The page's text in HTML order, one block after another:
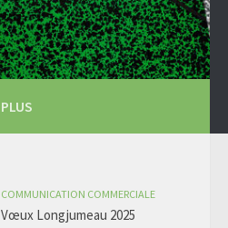
PLUS
COMMUNICATION COMMERCIALE
Vœux Longjumeau 2025